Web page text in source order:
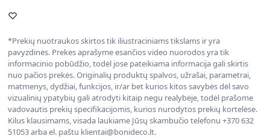
*Prekių nuotraukos skirtos tik iliustraciniams tikslams ir yra
pavyzdinės. Prekės aprašyme esančios video nuorodos yra tik
informacinio pobūdžio, todėl jose pateikiama informacija gali skirtis
nuo pačios prekės. Originalių produktų spalvos, užrašai, parametrai,
matmenys, dydžiai, funkcijos, ir/ar bet kurios kitos savybės dėl savo
vizualinių ypatybių gali atrodyti kitaip negu realybėje, todėl prašome
vadovautis prekių specifikacijomis, kurios nurodytos prekių kortelėse.
Kilus klausimams, visada laukiame Jūsų skambučio telefonu +370 632
51053 arba el. paštu klientai@bonideco.lt.